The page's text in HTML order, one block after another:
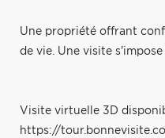
Une propriété offrant
de vie. Une visite s'impose
Visite virtuelle 3D
https://